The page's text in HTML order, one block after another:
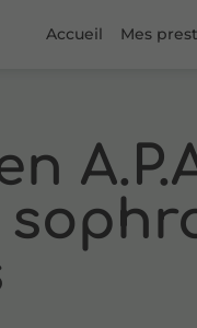
Accueil Mes